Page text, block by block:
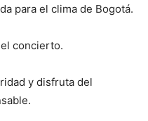
para el clima de Bogotá.
concierto.
y disfruta del